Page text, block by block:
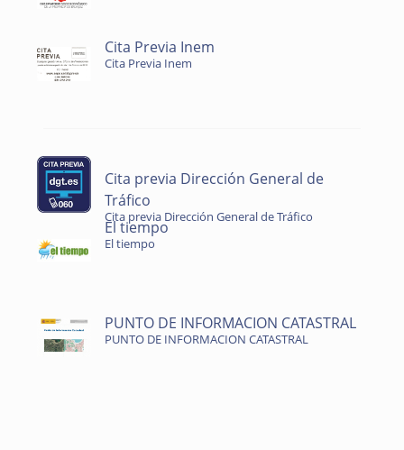
Cita Previa Inem
Cita Previa Inem
Cita previa Dirección General de
Tráfico
Cita previa Dirección General de Tráfico
El tiempo
El tiempo
PUNTO DE INFORMACION CATASTRAL
PUNTO DE INFORMACION CATASTRAL